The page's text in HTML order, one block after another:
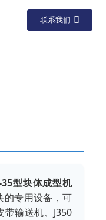
联系我们
型块体成型机
的专用设备，可
输送机、J350